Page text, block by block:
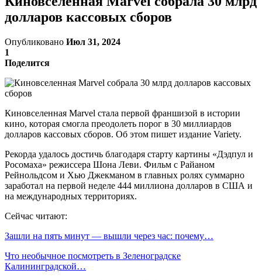
долларов кассовых сборов
Опубликовано Июл 31, 2024
1
Поделится
Киновселенная Marvel стала первой франшизой в истории
кино, которая смогла преодолеть порог в 30 миллиардов
долларов кассовых сборов. Об этом пишет издание Variety.
Рекорда удалось достичь благодаря старту картины «Дэдпул и
Росомаха» режиссера Шона Леви. Фильм с Райаном
Рейнольдсом и Хью Джекманом в главных ролях суммарно
заработал на первой неделе 444 миллиона долларов в США и
на международных территориях.
Сейчас читают:
Зашли на пять минут — вышли через час: почему…
Что необычное посмотреть в Зеленоградске
Калининградской…